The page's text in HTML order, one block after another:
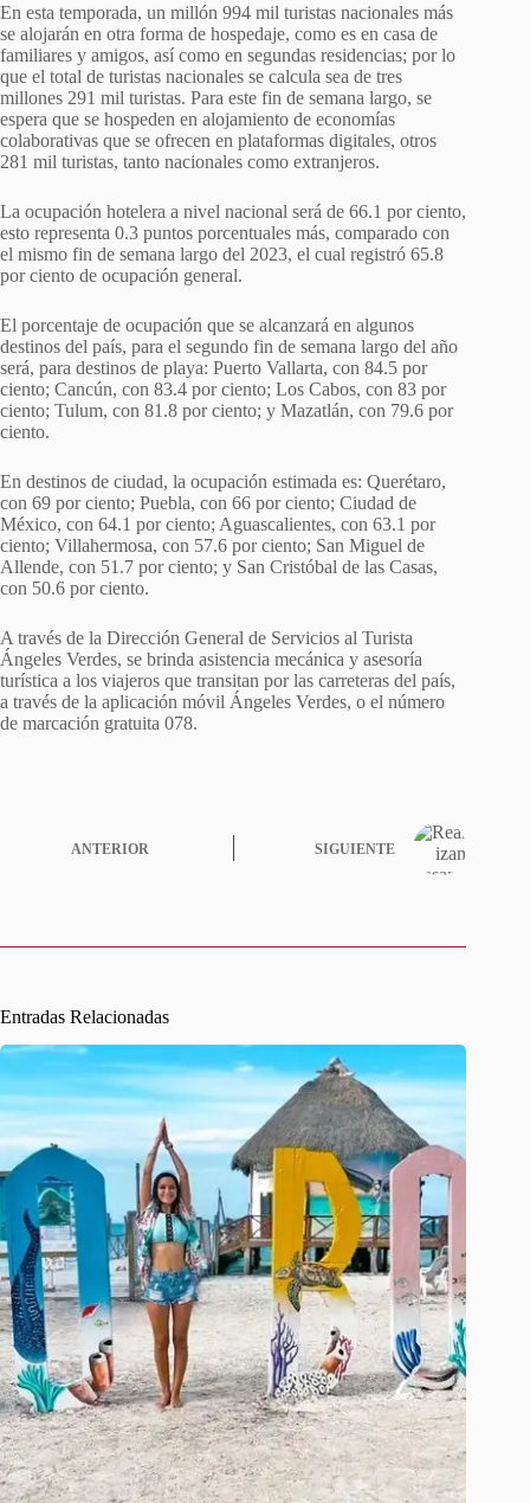
En esta temporada, un millón 994 mil turistas nacionales más
se alojarán en otra forma de hospedaje, como es en casa de
familiares y amigos, así como en segundas residencias; por lo
que el total de turistas nacionales se calcula sea de tres
millones 291 mil turistas. Para este fin de semana largo, se
espera que se hospeden en alojamiento de economías
colaborativas que se ofrecen en plataformas digitales, otros
281 mil turistas, tanto nacionales como extranjeros.
La ocupación hotelera a nivel nacional será de 66.1 por ciento,
esto representa 0.3 puntos porcentuales más, comparado con
el mismo fin de semana largo del 2023, el cual registró 65.8
por ciento de ocupación general.
El porcentaje de ocupación que se alcanzará en algunos
destinos del país, para el segundo fin de semana largo del año
será, para destinos de playa: Puerto Vallarta, con 84.5 por
ciento; Cancún, con 83.4 por ciento; Los Cabos, con 83 por
ciento; Tulum, con 81.8 por ciento; y Mazatlán, con 79.6 por
ciento.
En destinos de ciudad, la ocupación estimada es: Querétaro,
con 69 por ciento; Puebla, con 66 por ciento; Ciudad de
México, con 64.1 por ciento; Aguascalientes, con 63.1 por
ciento; Villahermosa, con 57.6 por ciento; San Miguel de
Allende, con 51.7 por ciento; y San Cristóbal de las Casas,
con 50.6 por ciento.
A través de la Dirección General de Servicios al Turista
Ángeles Verdes, se brinda asistencia mecánica y asesoría
turística a los viajeros que transitan por las carreteras del país,
a través de la aplicación móvil Ángeles Verdes, o el número
de marcación gratuita 078.
ANTERIOR SIGUIENTE
Entradas Relacionadas